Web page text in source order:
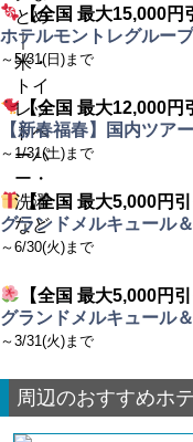
【全国 最大15,000
ホテルモントレグルー
～5/31(日)まで
【全国 最大12,000
【新春福春】国内ツア
～1/31(土)まで
【全国 最大5,000円
グランドメルキュール
～6/30(火)まで
【全国 最大5,000円
グランドメルキュール
～3/31(火)まで
周辺のおすすめホ